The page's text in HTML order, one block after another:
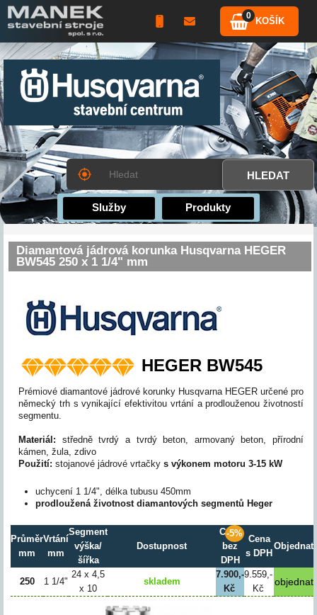
0 KOŠÍK
Služby Produkty
Diamantová jádrová korunka Husqvarna HEGER
BW545 250 x 1 1/4" mm
HEGER BW545
Prémiové diamantové jádrové korunky Husqvarna HEGER určené pro
německý trh s vynikající efektivitou vrtání a prodlouženou životností
segmentu.
Materiál: středně tvrdý a tvrdý beton, armovaný beton, přírodní
kámen, žula, zdivo
Použití: stojanové jádrové vrtačky s výkonem motoru 3-15 kW
uchycení 1 1/4", délka tubusu 450mm
prodloužená životnost diamantových segmentů Heger
Průměr
mm
Vrtání
mm
Segment
výška/
šířka
Dostupnost
Cena
bez
DPH
-5%
Cena
s DPH
Objednat
250 1 1/4"
24 x 4,5
x 10
skladem
7.900,-
Kč
9.559,-
Kč